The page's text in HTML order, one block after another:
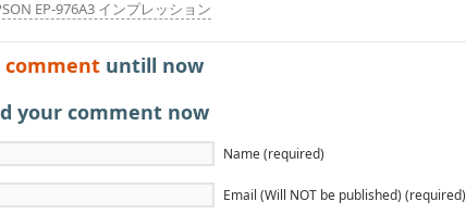
EP-976A3 インプレッション
comment untill now
your comment now
Name (required)
Email (Will NOT be published) (required)